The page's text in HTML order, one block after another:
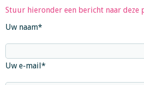
Stuur hieronder een bericht naar deze
Uw naam*
Uw e-mail*